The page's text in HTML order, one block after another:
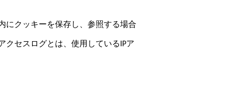
にクッキーを保存し、参照する場合
クセスログとは、使用しているIPア